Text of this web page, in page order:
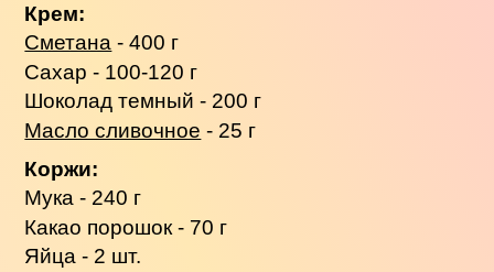
Крем:
Сметана - 400 г
Сахар - 100-120 г
Шоколад темный - 200 г
Масло сливочное - 25 г
Коржи:
Мука - 240 г
Какао порошок - 70 г
Яйца - 2 шт.